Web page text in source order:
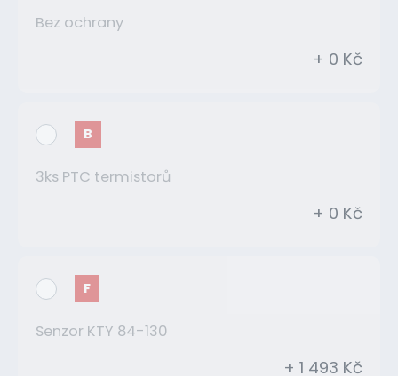
Bez ochrany
+ 0 Kč
B
3ks PTC termistorů
+ 0 Kč
F
Senzor KTY 84-130
+ 1 493 Kč